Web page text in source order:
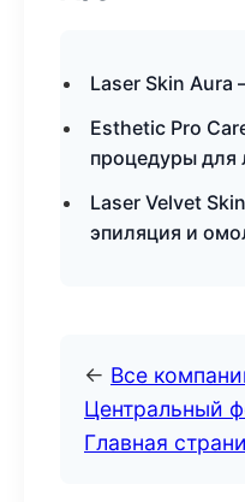
Laser Skin
Esthetic Pro
процедуры
Laser Velvet
эпиляция и
← Все
Центральный
Главная